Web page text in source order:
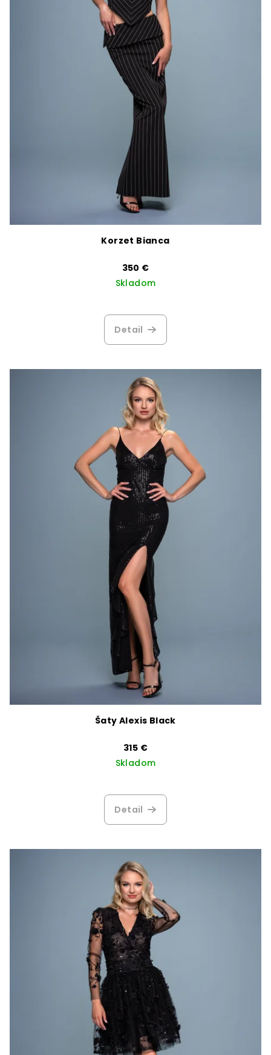
Korzet Bianca
350 €
Skladom
Detail
Šaty Alexis Black
315 €
Skladom
Detail